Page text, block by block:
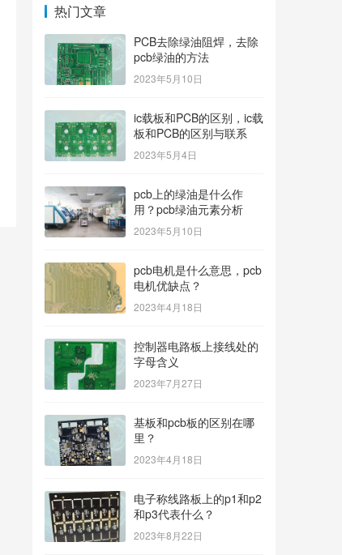
热门文章
PCB去除绿油阻焊，去除
pcb绿油的方法
2023年5月10日
ic载板和PCB的区别，ic载
板和PCB的区别与联系
2023年5月4日
pcb上的绿油是什么作
用？pcb绿油元素分析
2023年5月10日
pcb电机是什么意思，pcb
电机优缺点？
2023年4月18日
控制器电路板上接线处的
字母含义
2023年7月27日
基板和pcb板的区别在哪
里？
2023年4月18日
电子称线路板上的p1和p2
和p3代表什么？
2023年8月22日